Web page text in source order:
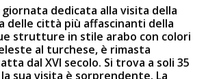
dedicata alla visita della
delle città più affascinanti della
strutture in stile arabo con colori
al turchese, è rimasta
dal XVI secolo. Si trova a soli 35
sua visita è sorprendente. La